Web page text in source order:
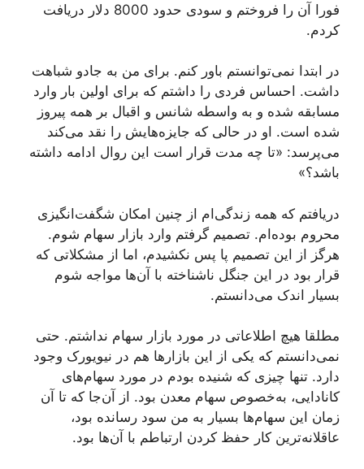
فورا آن را فروختم و سودی حدود 8000 دلار دریافت
کردم.
در ابتدا نمی‌توانستم باور کنم. برای من به جادو شباهت
داشت. احساس فردی را داشتم که برای اولین بار وارد
مسابقه شده و به واسطه شانس و اقبال بر همه پیروز
شده است. او در حالی که جایزه‌هایش را نقد می‌کند
می‌پرسد: «تا چه مدت قرار است این روال ادامه داشته
باشد؟»
دریافتم که همه زندگی‌ام از چنین امکان شگفت‌انگیزی
محروم بوده‌ام. تصمیم گرفتم وارد بازار سهام شوم.
هرگز از این تصمیم پا پس نکشیدم، اما از مشکلاتی که
قرار بود در این جنگل ناشناخته با آن‌ها مواجه شوم
بسیار اندک می‌دانستم.
مطلقا هیچ اطلاعاتی در مورد بازار سهام نداشتم. حتی
نمی‌دانستم که یکی از این بازارها هم در نیویورک وجود
دارد. تنها چیزی که شنیده بودم در مورد سهام‌های
کانادایی، به‌خصوص سهام معدن بود. از آن‌جا که تا آن
زمان این سهام‌ها بسیار به من سود رسانده بود،
عاقلانه‌ترین کار حفظ کردن ارتباطم با آن‌ها بود.